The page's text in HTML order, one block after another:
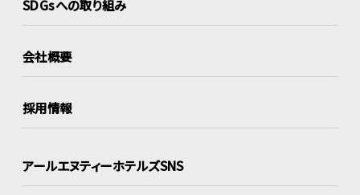
SDGsへの取り組み
会社概要
採用情報
アールエヌティーホテルズSNS